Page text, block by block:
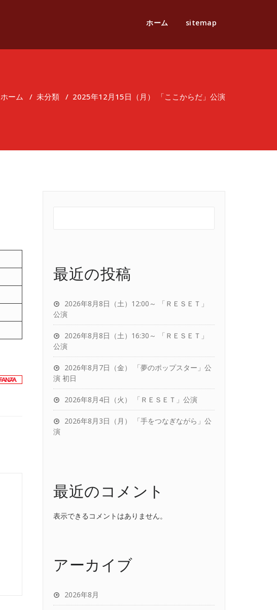
ホーム sitemap
ホーム / 未分類 / 2025年12月15日（月） 「ここからだ」公演
最近の投稿
2026年8月8日（土）12:00～ 「ＲＥＳＥＴ」
公演
2026年8月8日（土）16:30～ 「ＲＥＳＥＴ」
公演
2026年8月7日（金） 「夢のポップスター」公
演 初日
2026年8月4日（火） 「ＲＥＳＥＴ」公演
2026年8月3日（月） 「手をつなぎながら」公
演
最近のコメント
表示できるコメントはありません。
アーカイブ
2026年8月